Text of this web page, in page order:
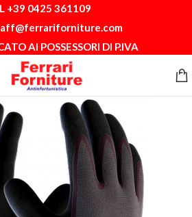
+39 0425 361109
AI POSSESSORI DI P.IVA